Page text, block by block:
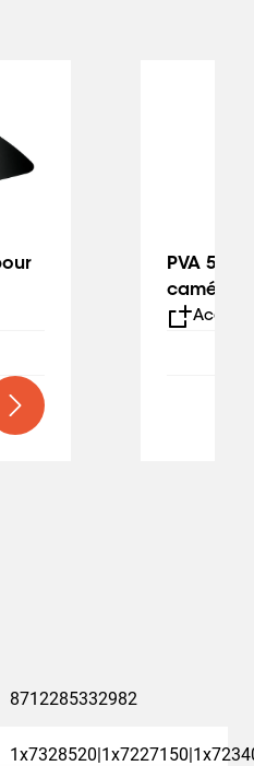
PVA
caméra/
8712285332982